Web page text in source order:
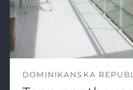
DOMINIKANSKA